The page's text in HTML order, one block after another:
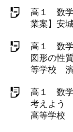
高１ 数
業案】安
高１ 数
図形の性
等学校
高１ 数学
考えよう
高等学校